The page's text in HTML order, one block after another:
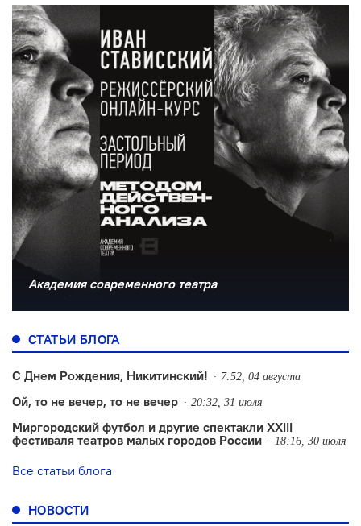
Академия современного театра
СТАТЬИ БЛОГА
С Днем Рождения, Никитинский! 7:52, 04 августа
Ой, то не вечер, то не вечер 20:32, 31 июля
Миргородский футбол и другие спектакли XXIII
фестиваля театров малых городов России
18:16, 30 июля
Все статьи блога
НОВОСТИ